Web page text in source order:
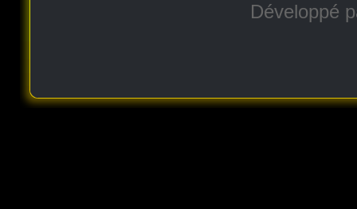
Développé